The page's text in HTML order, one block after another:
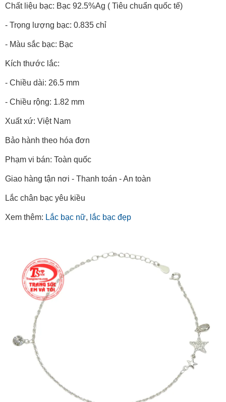
Chất liệu bạc: Bạc 92.5%Ag ( Tiêu chuẩn quốc tế)
- Trọng lượng bạc: 0.835 chỉ
- Màu sắc bạc: Bạc
Kích thước lắc:
- Chiều dài: 26.5 mm
- Chiều rộng: 1.82 mm
Xuất xứ: Việt Nam
Bảo hành theo hóa đơn
Phạm vi bán: Toàn quốc
Giao hàng tận nơi - Thanh toán - An toàn
Lắc chân bạc yêu kiều
Xem thêm: Lắc bạc nữ, lắc bạc đẹp